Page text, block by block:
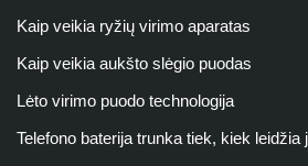
Kaip veikia ryžių virimo aparatas
Kaip veikia aukšto slėgio puodas
Lėto virimo puodo technologija
Telefono baterija trunka tiek, kiek leidžia